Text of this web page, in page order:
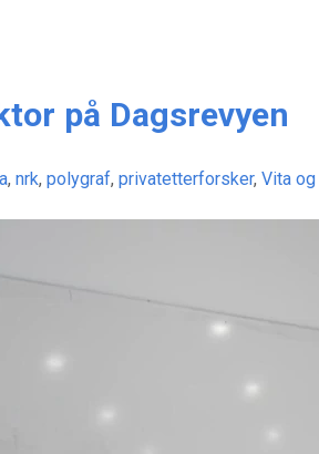
på Dagsrevyen
, nrk, polygraf, privatetterforsker, Vita